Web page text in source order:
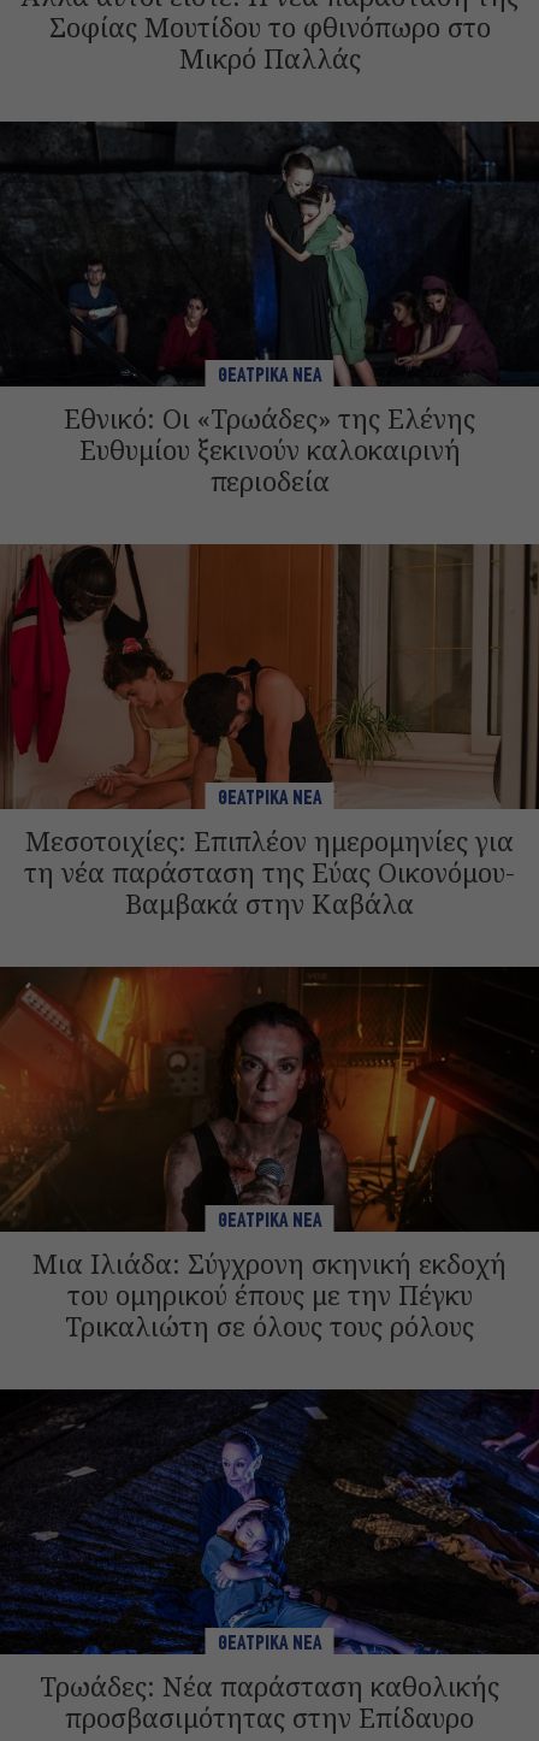
Σοφίας Μουτίδου το φθινόπωρο στο
Μικρό Παλλάς
ΘΕΑΤΡΙΚΑ ΝΕΑ
Εθνικό: Οι «Τρωάδες» της Ελένης
Ευθυμίου ξεκινούν καλοκαιρινή
περιοδεία
ΘΕΑΤΡΙΚΑ ΝΕΑ
Μεσοτοιχίες: Επιπλέον ημερομηνίες για
τη νέα παράσταση της Εύας Οικονόμου-
Βαμβακά στην Καβάλα
ΘΕΑΤΡΙΚΑ ΝΕΑ
Μια Ιλιάδα: Σύγχρονη σκηνική εκδοχή
του ομηρικού έπους με την Πέγκυ
Τρικαλιώτη σε όλους τους ρόλους
ΘΕΑΤΡΙΚΑ ΝΕΑ
Τρωάδες: Νέα παράσταση καθολικής
προσβασιμότητας στην Επίδαυρο